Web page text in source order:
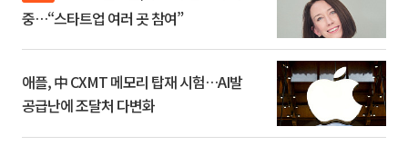
중…“스타트업 여러 곳 참여”
애플, 中 CXMT 메모리 탑재 시험…AI발
공급난에 조달처 다변화